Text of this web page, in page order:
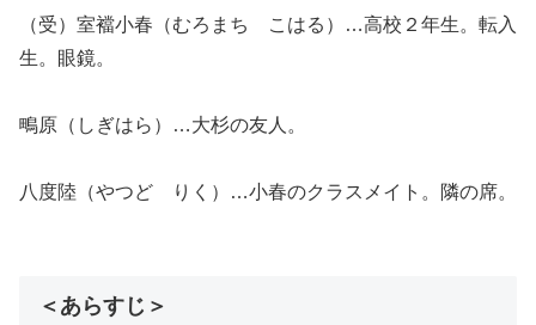
（受）室襠小春（むろまち こはる）…高校２年生。転入
生。眼鏡。
鴫原（しぎはら）…大杉の友人。
八度陸（やつど りく）…小春のクラスメイト。隣の席。
＜あらすじ＞